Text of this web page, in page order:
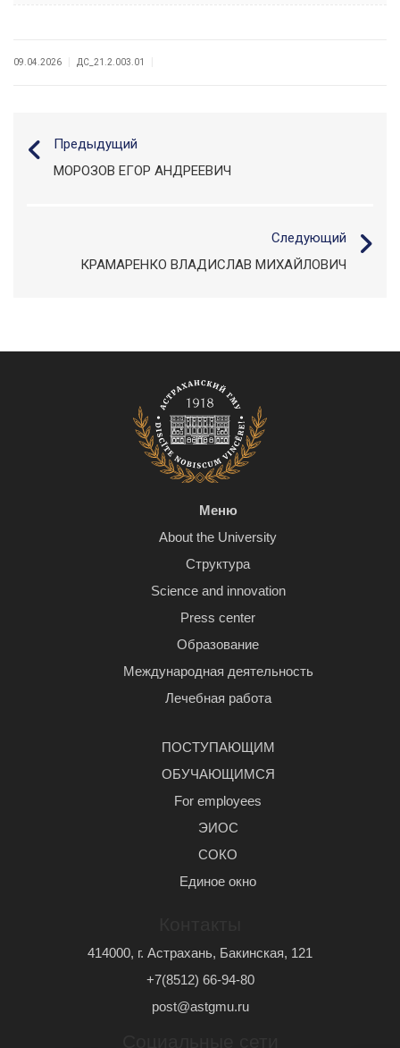
09.04.2026 ДС_21.2.003.01
Предыдущий
МОРОЗОВ ЕГОР АНДРЕЕВИЧ
Следующий
КРАМАРЕНКО ВЛАДИСЛАВ МИХАЙЛОВИЧ
Меню
About the University
Структура
Science and innovation
Press center
Образование
Международная деятельность
Лечебная работа
ПОСТУПАЮЩИМ
ОБУЧАЮЩИМСЯ
For employees
ЭИОС
СОКО
Единое окно
414000, г. Астрахань, Бакинская, 121
+7(8512) 66-94-80
post@astgmu.ru